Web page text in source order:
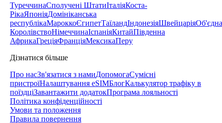
ТуреччинаСполучені ШтатиІталіяКоста-
РікаЯпоніяДомініканська
республікаМароккоЄгипетТаїландІндонезіяШвейцарія
КоролівствоНімеччинаІспаніяКитайПівденна
АфрикаГреціяФранціяМексикаПеру
Дізнатися більше
Про насЗв'язатися з намиДопомогаСумісні
пристроїНалаштування eSIMБлогКалькулятор трафіку в
поїздціЗавантажити додатокПрограма лояльності
Політика конфіденційності
Умови та положення
Правила повернення